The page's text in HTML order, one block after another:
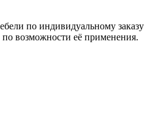
по индивидуальному заказу
возможности её применения.